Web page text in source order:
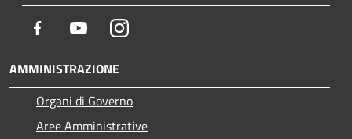
Facebook YoutubeInstagram
AMMINISTRAZIONE
Organi di Governo
Aree Amministrative